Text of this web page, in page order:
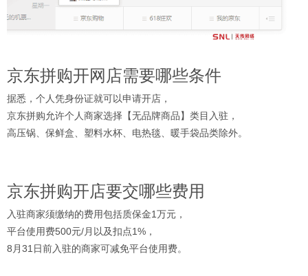
京东拼购开网店需要哪些条件
据悉，个人凭身份证就可以申请开店，
京东拼购允许个人商家选择【无品牌商品】类目入驻，
高压锅、保鲜盒、塑料水杯、电热毯、暖手袋品类除外。
京东拼购开店要交哪些费用
入驻商家须缴纳的费用包括质保金1万元，
平台使用费500元/月以及扣点1%，
8月31日前入驻的商家可减免平台使用费。